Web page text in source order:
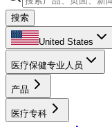
搜索
United States
医疗保健专业人员
产品
医疗专科